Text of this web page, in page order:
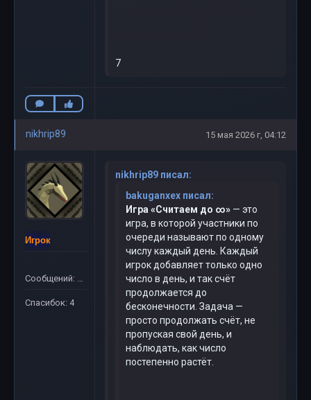
7
nikhrip89 15 мая 2026 г, 04:12
Игрок
Сообщений: 40
Спасибок: 4
nikhrip89 писал:
bakuganxex писал:
Игра «Считаем до ∞» — это
игра, в которой участники по
очереди называют по одному
числу каждый день. Каждый
игрок добавляет только одно
число в день, и так счёт
продолжается до
бесконечности. Задача —
просто продолжать счёт, не
пропуская свой день, и
наблюдать, как число
постепенно растёт.